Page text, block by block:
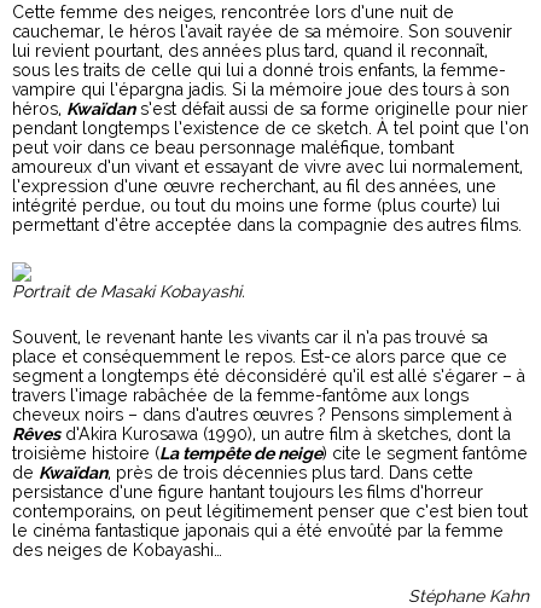
Cette femme des neiges, rencontrée lors d’une nuit de
cauchemar, le héros l’avait rayée de sa mémoire. Son souvenir
lui revient pourtant, des années plus tard, quand il reconnaît,
sous les traits de celle qui lui a donné trois enfants, la femme-
vampire qui l’épargna jadis. Si la mémoire joue des tours à son
héros, Kwaïdans’est défait aussi de sa forme originelle pour nier
pendant longtemps l’existence de ce sketch. À tel point que l’on
peut voir dans ce beau personnage maléfique, tombant
amoureux d’un vivant et essayant de vivre avec lui normalement,
l’expression d’une œuvre recherchant, au fil des années, une
intégrité perdue, ou tout du moins une forme (plus courte) lui
permettant d’être acceptée dans la compagnie des autres films.
Portrait de Masaki Kobayashi.
Souvent, le revenant hante les vivants car il n’a pas trouvé sa
place et conséquemment le repos. Est-ce alors parce que ce
segment a longtemps été déconsidéré qu’il est allé s’égarer – à
travers l’image rabâchée de la femme-fantôme aux longs
cheveux noirs – dans d’autres œuvres ? Pensons simplement à
Rêvesd’Akira Kurosawa (1990), un autre film à sketches, dont la
troisième histoire (La tempête de neige) cite le segment fantôme
de Kwaïdan, près de trois décennies plus tard. Dans cette
persistance d’une figure hantant toujours les films d’horreur
contemporains, on peut légitimement penser que c’est bien tout
le cinéma fantastique japonais qui a été envoûté par la femme
des neiges de Kobayashi…
Stéphane Kahn